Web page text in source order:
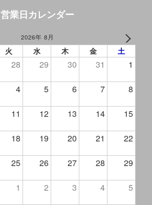
営業日カレンダー
2026年 8月
火 水 木 金 土
28 29 30 31 1
4 5 6 7 8
11 12 13 14 15
18 19 20 21 22
25 26 27 28 29
1 2 3 4 5